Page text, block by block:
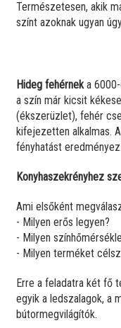
Természetesen, akik
színt azoknak ugyan
Hideg fehérnek a
a szín már kicsit
(ékszerüzlet), fehér
kifejezetten alkalmas.
fényhatást eredményez.
Konyhaszekrényhez
Ami elsőként
- Milyen erős legyen?
- Milyen
- Milyen terméket
Erre a feladatra két fő
egyik a ledszalagok, a
bútormegvilágítók.